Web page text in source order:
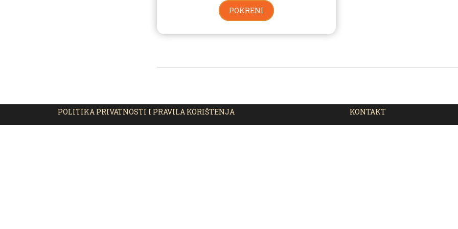
POKRENI
POLITIKA PRIVATNOSTI I PRAVILA KORIŠTENJA KONTAKT